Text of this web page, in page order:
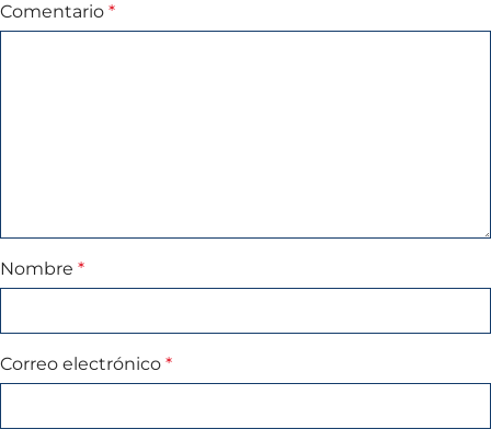
Comentario *
Nombre *
Correo electrónico *